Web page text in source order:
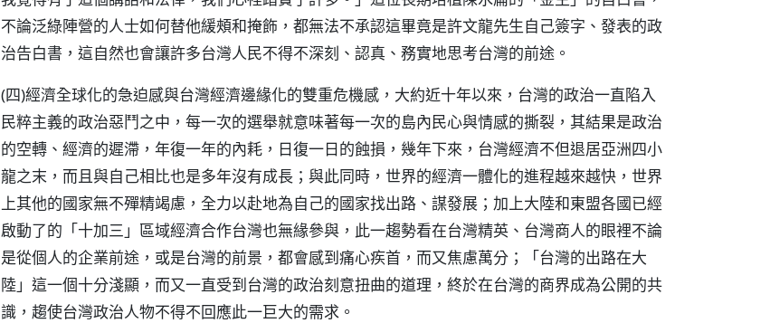
不論泛綠陣營的人士如何替他緩頰和掩飾，都無法不承認這畢竟是許文龍先生自己簽字、發表的政
治告白書，這自然也會讓許多台灣人民不得不深刻、認真、務實地思考台灣的前途。
(四)經濟全球化的急迫感與台灣經濟邊緣化的雙重危機感，大約近十年以來，台灣的政治一直陷入
民粹主義的政治惡鬥之中，每一次的選舉就意味著每一次的島內民心與情感的撕裂，其結果是政治
的空轉、經濟的遲滯，年復一年的內耗，日復一日的蝕損，幾年下來，台灣經濟不但退居亞洲四小
龍之末，而且與自己相比也是多年沒有成長；與此同時，世界的經濟一體化的進程越來越快，世界
上其他的國家無不殫精竭慮，全力以赴地為自己的國家找出路、謀發展；加上大陸和東盟各國已經
啟動了的「十加三」區域經濟合作台灣也無緣參與，此一趨勢看在台灣精英、台灣商人的眼裡不論
是從個人的企業前途，或是台灣的前景，都會感到痛心疾首，而又焦慮萬分；「台灣的出路在大
陸」這一個十分淺顯，而又一直受到台灣的政治刻意扭曲的道理，終於在台灣的商界成為公開的共
識，趨使台灣政治人物不得不回應此一巨大的需求。